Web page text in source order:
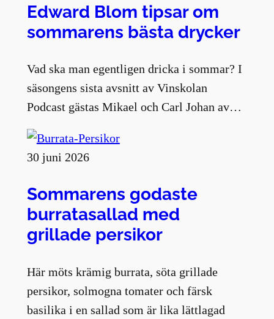
Edward Blom tipsar om
sommarens bästa drycker
Vad ska man egentligen dricka i sommar? I
säsongens sista avsnitt av Vinskolan
Podcast gästas Mikael och Carl Johan av…
30 juni 2026
Sommarens godaste
burratasallad med
grillade persikor
Här möts krämig burrata, söta grillade
persikor, solmogna tomater och färsk
basilika i en sallad som är lika lättlagad